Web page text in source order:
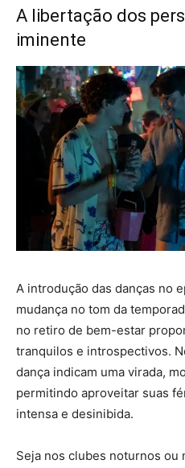
A libertação dos
iminente
A introdução das danças no
mudança no tom da
no retiro de bem-estar
tranquilos e introspectivos.
dança indicam uma virada,
permitindo aproveitar suas
intensa e desinibida.
Seja nos clubes noturnos ou